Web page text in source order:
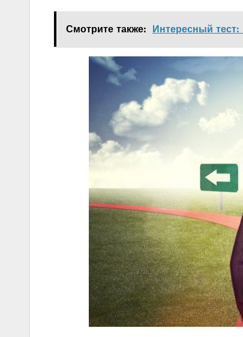
Смотрите также: Интересный